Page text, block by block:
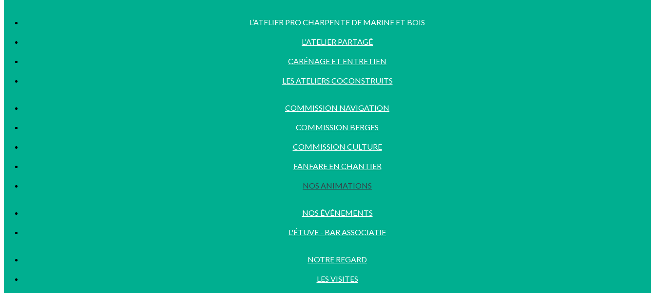
L’ATELIER PRO CHARPENTE DE MARINE ET BOIS
L'ATELIER PARTAGÉ
CARÉNAGE ET ENTRETIEN
LES ATELIERS COCONSTRUITS
COMMISSION NAVIGATION
COMMISSION BERGES
COMMISSION CULTURE
FANFARE EN CHANTIER
NOS ANIMATIONS
NOS ÉVÉNEMENTS
L'ÉTUVE - BAR ASSOCIATIF
NOTRE REGARD
LES VISITES